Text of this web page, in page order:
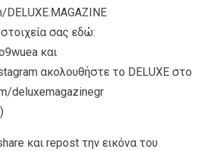
σας εδώ:
και
ακολουθήστε το DELUXE στο
deluxemagazinegr
και repost την εικόνα του